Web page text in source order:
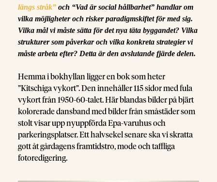
längs stråk” och “Vad är social hållbarhet” handlar om
vilka möjligheter och risker paradigmskiftet för med sig.
Vilka mål vi måste sätta för det nya täta byggandet? Vilka
strukturer som påverkar och vilka konkreta strategier vi
måste arbeta efter? Detta är den avslutande fjärde delen.
Hemma i bokhyllan ligger en bok som heter
”Kitschiga vykort”. Den innehåller 115 sidor med fula
vykort från 1950-60-talet. Här blandas bilder på bjärt
kolorerade dansband med bilder från småstäder som
stolt visar upp nyuppförda Epa-varuhus och
parkeringsplatser. Ett halvsekel senare ska vi skratta
gott åt gårdagens framtidstro, mode och taffliga
fotoredigering.